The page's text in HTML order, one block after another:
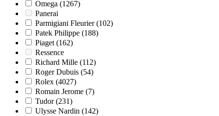
Omega (1267)
Panerai
Parmigiani Fleurier (102)
Patek Philippe (188)
Piaget (162)
Ressence
Richard Mille (112)
Roger Dubuis (54)
Rolex (4027)
Romain Jerome (7)
Tudor (231)
Ulysse Nardin (142)